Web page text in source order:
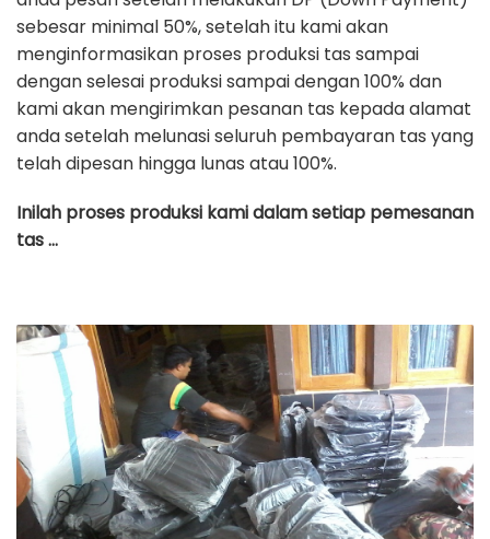
sebesar minimal 50%, setelah itu kami akan
menginformasikan proses produksi tas sampai
dengan selesai produksi sampai dengan 100% dan
kami akan mengirimkan pesanan tas kepada alamat
anda setelah melunasi seluruh pembayaran tas yang
telah dipesan hingga lunas atau 100%.
Inilah proses produksi kami dalam setiap pemesanan
tas …